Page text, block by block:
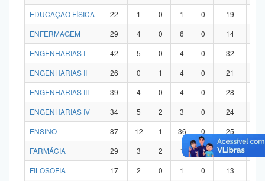
EDUCAÇÃO FÍSICA
22 1 0 1 0 19
ENFERMAGEM
29 4 0 6 0 14
ENGENHARIAS I
42 5 0 4 0 32
ENGENHARIAS II
26 0 1 4 0 21
ENGENHARIAS III
39 4 0 4 0 28
ENGENHARIAS IV
34 5 2 3 0 24
ENSINO
87 12 1 36 0 25
FARMÁCIA
29 3 2 1 0 21
FILOSOFIA
17 2 0 1 0 13